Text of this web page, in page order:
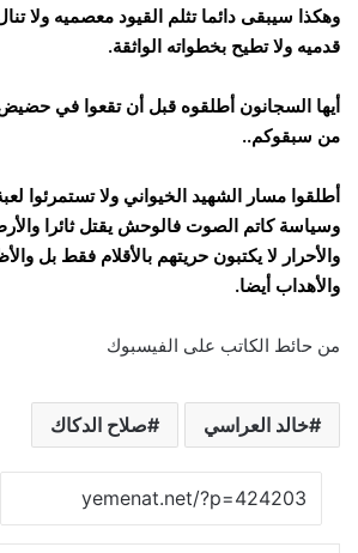
وهكذا سيبقى دائما تثلم القيود معصميه ولا
قدميه ولا تطيح بخطواته الواثقة.
أيها السجانون أطلقوه قبل أن تقعوا في
من سبقوكم..
أطلقوا مسار الشهيد الخيواني ولا تستمرئوا
وسياسة كاتم الصوت فالوحش يقتل ثائرا
والأحرار لا يكتبون حريتهم بالأقلام فقط بل
والأهداب أيضا.
من حائط الكاتب على الفيسبوك
خالد العراسي صلاح الدكاك